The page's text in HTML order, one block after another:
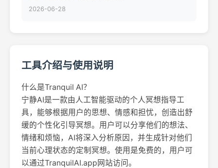
2026-06-28
工具介绍与使用说明
什么是Tranquil AI？
宁静AI是一款由人工智能驱动的个人冥想指导工
具，能够根据用户的思想、情感和担忧，创造出舒
缓的个性化引导冥想。用户可以分享他们的想法、
情绪和烦恼，AI将深入分析原因，并生成针对他们
当前心理状态的定制冥想。使用是免费的，用户可
以通过TranquilAI.app网站访问。